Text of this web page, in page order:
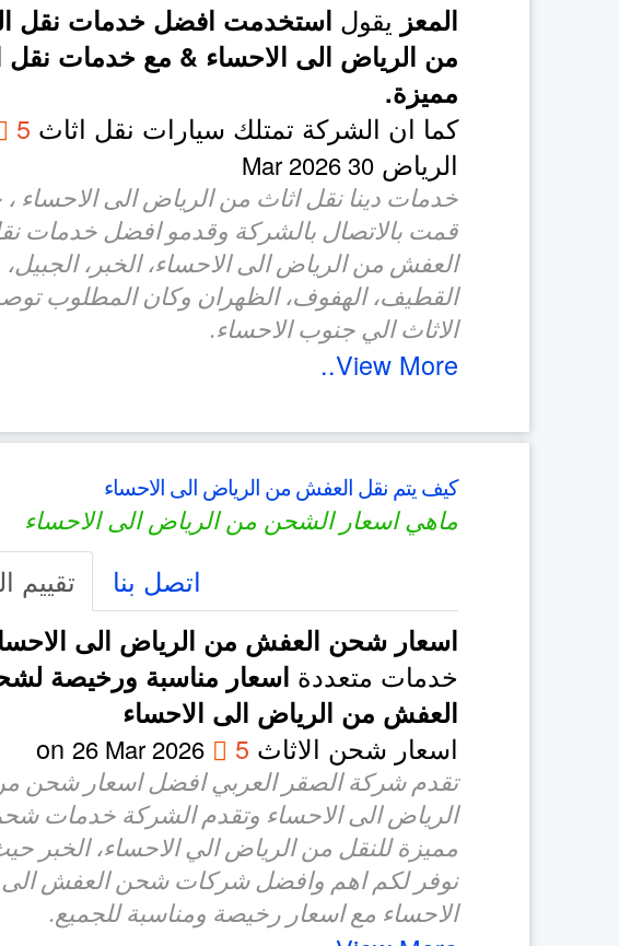
المعز يقول استخدمت افضل خدمات نقل
من الرياض الى الاحساء & مع خدمات نقل
مميزة.
كما ان الشركة تمتلك سيارات نقل اثاث 5
الرياض30 Mar 2026
خدمات دينا نقل اثاث من الرياض الى الاحساء
قمت بالاتصال بالشركة وقدمو افضل خدمات
العفش من الرياض الى الاحساء، الخبر، الجبيل،
القطيف، الهفوف، الظهران وكان المطلوب
الاثاث الي جنوب الاحساء.
View More..
كيف يتم نقل العفش من الرياض الى الاحساء
ماهي اسعار الشحن من الرياض الى الاحساء
تقييم اتصل بنا
اسعار شحن العفش من الرياض الى
خدمات متعددة اسعار مناسبة ورخيصة
العفش من الرياض الى الاحساء
اسعار شحن الاثاث 5
on
26 Mar 2026
تقدم شركة الصقر العربي افضل اسعار شحن
الرياض الى الاحساء وتقدم الشركة خدمات
مميزة للنقل من الرياض الي الاحساء، الخبر حيث
نوفر لكم اهم وافضل شركات شحن العفش الى
الاحساء مع اسعار رخيصة ومناسبة للجميع.